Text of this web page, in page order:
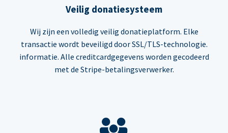
Veilig donatiesysteem
Wij zijn een volledig veilig donatieplatform. Elke
transactie wordt beveiligd door SSL/TLS-technologie.
informatie. Alle creditcardgegevens worden gecodeerd
met de Stripe-betalingsverwerker.